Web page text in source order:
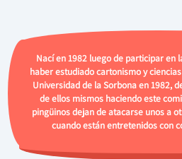
Nací en 1982 luego de participar en
haber estudiado cartonismo y
Universidad de la Sorbona en 1982,
de ellos mismos haciendo este
pingüinos dejan de atacarse unos a
cuando están entretenidos con